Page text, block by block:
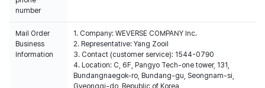
number
Mail Order
Business
Information
1. Company: WEVERSE COMPANY Inc.
2. Representative: Yang Zooil
3. Contact (customer service): 1544-0790
4. Location: C, 6F, Pangyo Tech-one tower, 131,
Bundangnaegok-ro, Bundang-gu, Seongnam-si,
Gyeonggi-do, Republic of Korea